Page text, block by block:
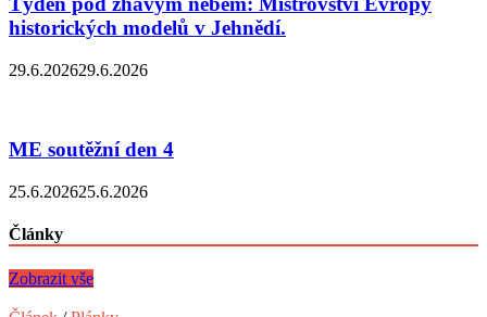
historických modelů v Jehnědí.
29.6.202629.6.2026
ME soutěžní den 4
25.6.202625.6.2026
Články
Zobrazit vše